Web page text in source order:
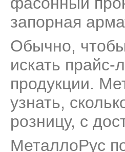
запорная
Обычно,
искать прайс-
продукции.
узнать,
розницу, с
МеталлоРус